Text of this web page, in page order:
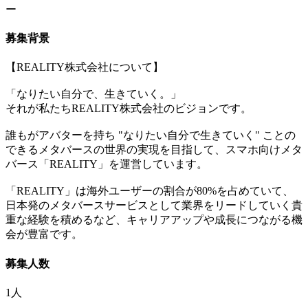
ー
募集背景
【REALITY株式会社について】
「なりたい自分で、生きていく。」
それが私たちREALITY株式会社のビジョンです。
誰もがアバターを持ち "なりたい自分で生きていく" ことの
できるメタバースの世界の実現を目指して、スマホ向けメタ
バース「REALITY」を運営しています。
「REALITY」は海外ユーザーの割合が80%を占めていて、
日本発のメタバースサービスとして業界をリードしていく貴
重な経験を積めるなど、キャリアアップや成長につながる機
会が豊富です。
募集人数
1人